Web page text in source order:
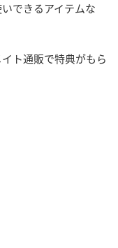
できるアイテムな
ト通販で特典がもら